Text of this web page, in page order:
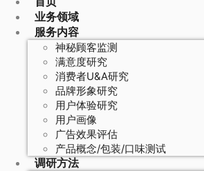
业务领域
服务内容
神秘顾客监测
满意度研究
消费者U&A研究
品牌形象研究
用户体验研究
用户画像
广告效果评估
产品概念/包装/口味测试
调研方法